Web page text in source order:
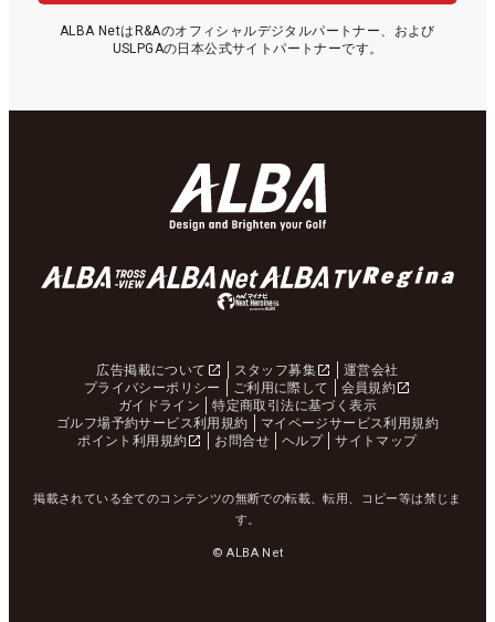
ALBA NetはR&Aのオフィシャルデジタルパートナー、および
USLPGAの日本公式サイトパートナーです。
広告掲載について スタッフ募集
運営会社
プライバシーポリシー
ご利用に際して
会員規約
ガイドライン
特定商取引法に基づく表示
ゴルフ場予約サービス利用規約
マイページサービス利用規約
ポイント利用規約
お問合せ ヘルプ サイトマップ
掲載されている全てのコンテンツの無断での転載、転用、コピー等は禁じま
す。
© ALBA Net